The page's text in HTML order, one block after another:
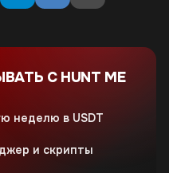
С HUNT ME
неделю в USDT
и скрипты